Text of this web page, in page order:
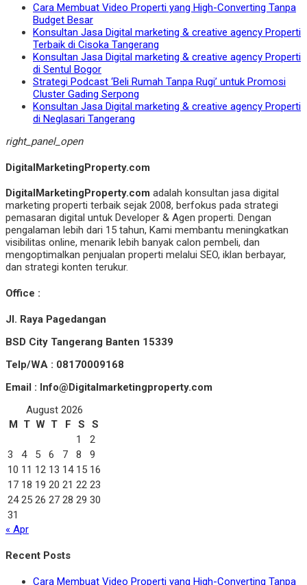
Cara Membuat Video Properti yang High-Converting Tanpa
Budget Besar
Konsultan Jasa Digital marketing & creative agency Properti
Terbaik di Cisoka Tangerang
Konsultan Jasa Digital marketing & creative agency Properti
di Sentul Bogor
Strategi Podcast ‘Beli Rumah Tanpa Rugi’ untuk Promosi
Cluster Gading Serpong
Konsultan Jasa Digital marketing & creative agency Properti
di Neglasari Tangerang
right_panel_open
DigitalMarketingProperty.com
DigitalMarketingProperty.com adalah konsultan jasa digital
marketing properti terbaik sejak 2008, berfokus pada strategi
pemasaran digital untuk Developer & Agen properti. Dengan
pengalaman lebih dari 15 tahun, Kami membantu meningkatkan
visibilitas online, menarik lebih banyak calon pembeli, dan
mengoptimalkan penjualan properti melalui SEO, iklan berbayar,
dan strategi konten terukur.
Office :
Jl. Raya Pagedangan
BSD City Tangerang Banten 15339
Telp/WA : 08170009168
Email : Info@Digitalmarketingproperty.com
August 2026
M
T W T F S
S
1
2
3
4 5 6 7 8
9
10 11 12 13 14 15 16
17 18 19 20 21 22 23
24 25 26 27 28 29 30
31
« Apr
Recent Posts
Cara Membuat Video Properti yang High-Converting Tanpa